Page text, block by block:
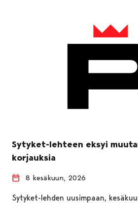
Sytyket-lehteen eksyi
korjauksia
8 kesäkuun, 2026
Sytyket-lehden uusimpaan,